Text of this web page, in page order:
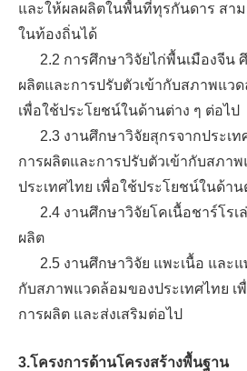
และให้ผลผลิตในพื้นที่ทุรกันดาร สา
ในท้องถิ่นได้
2.2 การศึกษาวิจัยไก่พื้นเมืองจีน
ผลิตและการปรับตัวเข้ากับสภาพแว
เพื่อใช้ประโยชน์ในด้านต่าง ๆ ต่อไป
2.3 งานศึกษาวิจัยสุกรจากประเท
การผลิตและการปรับตัวเข้ากับสภา
ประเทศไทย เพื่อใช้ประโยชน์ในด้าน
2.4 งานศึกษาวิจัยโคเนื้อชาร์โรเ
ผลิต
2.5 งานศึกษาวิจัย แพะเนื้อ และแ
กับสภาพแวดล้อมของประเทศไทย เ
การผลิต และส่งเสริมต่อไป
3.โครงการด้านโครงสร้างพื้นฐาน